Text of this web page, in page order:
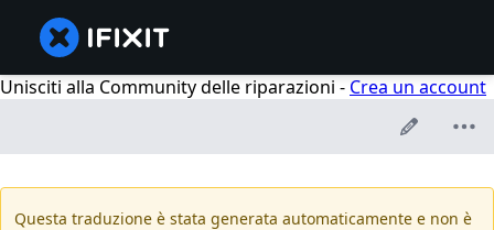
Unisciti alla Community delle riparazioni - Crea un account
Questa traduzione è stata generata automaticamente e non è